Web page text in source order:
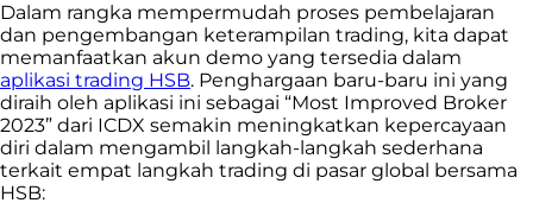
Dalam rangka mempermudah proses pembelajaran
dan pengembangan keterampilan trading, kita dapat
memanfaatkan akun demo yang tersedia dalam
aplikasi trading HSB. Penghargaan baru-baru ini yang
diraih oleh aplikasi ini sebagai “Most Improved Broker
2023” dari ICDX semakin meningkatkan kepercayaan
diri dalam mengambil langkah-langkah sederhana
terkait empat langkah trading di pasar global bersama
HSB: